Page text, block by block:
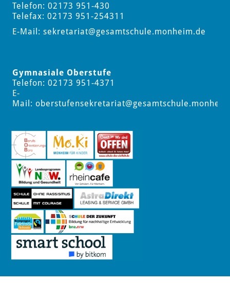
Telefon: 02173 951-430
Telefax: 02173 951-254311
E-Mail: sekretariat@gesamtschule.monheim.de
Gymnasiale Oberstufe
Telefon: 02173 951-4371
E-
Mail: oberstufensekretariat